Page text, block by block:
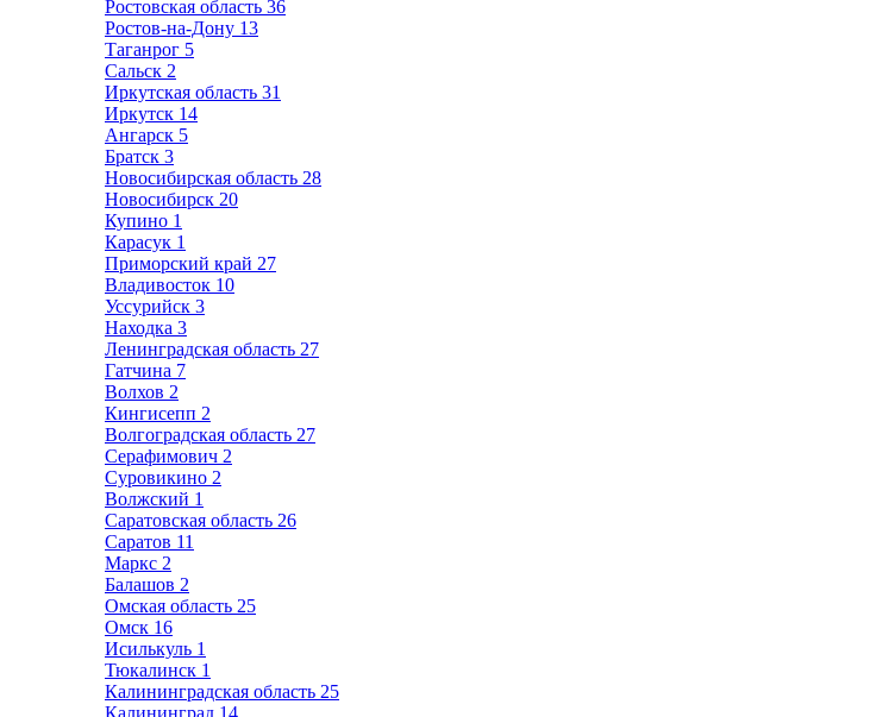
Ростовская область 36
Ростов-на-Дону 13
Таганрог 5
Сальск 2
Иркутская область 31
Иркутск 14
Ангарск 5
Братск 3
Новосибирская область 28
Новосибирск 20
Купино 1
Карасук 1
Приморский край 27
Владивосток 10
Уссурийск 3
Находка 3
Ленинградская область 27
Гатчина 7
Волхов 2
Кингисепп 2
Волгоградская область 27
Серафимович 2
Суровикино 2
Волжский 1
Саратовская область 26
Саратов 11
Маркс 2
Балашов 2
Омская область 25
Омск 16
Исилькуль 1
Тюкалинск 1
Калининградская область 25
Калининград 14